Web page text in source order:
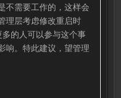
不需要工作的，这样会
理层考虑修改重启时
的人可以参与这个事
响。特此建议，望管理